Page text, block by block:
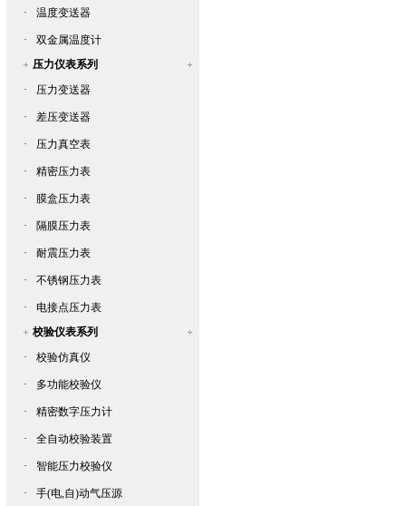
· 温度变送器
·
双金属温度计
压力仪表系列
·
压力变送器
· 差压变送器
· 压力真空表
· 精密压力表
· 膜盒压力表
· 隔膜压力表
· 耐震压力表
· 不锈钢压力表
·
电接点压力表
校验仪表系列
·
校验仿真仪
· 多功能校验仪
· 精密数字压力计
· 全自动校验装置
· 智能压力校验仪
· 手(电,自)动气压源